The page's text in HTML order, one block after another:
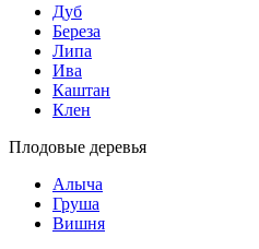
Дуб
Береза
Липа
Ива
Каштан
Клен
Плодовые деревья
Алыча
Груша
Вишня